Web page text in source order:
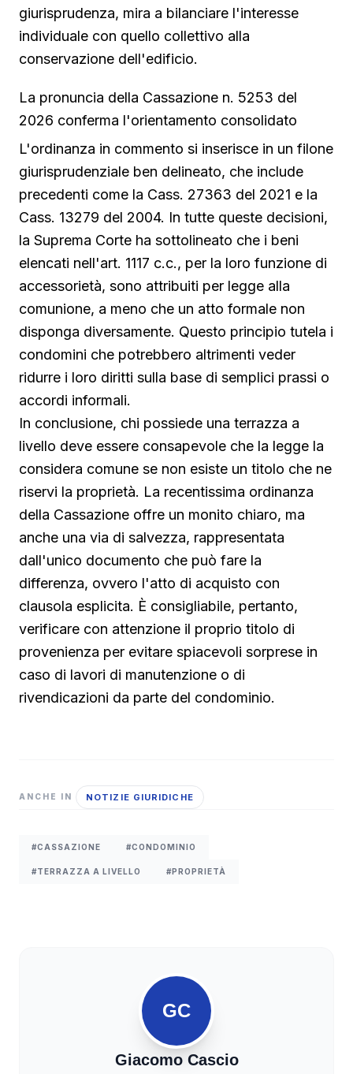
giurisprudenza, mira a bilanciare l'interesse
individuale con quello collettivo alla
conservazione dell'edificio.
La pronuncia della Cassazione n. 5253 del
2026 conferma l'orientamento consolidato
L'ordinanza in commento si inserisce in un filone
giurisprudenziale ben delineato, che include
precedenti come la Cass. 27363 del 2021 e la
Cass. 13279 del 2004. In tutte queste decisioni,
la Suprema Corte ha sottolineato che i beni
elencati nell'art. 1117 c.c., per la loro funzione di
accessorietà, sono attribuiti per legge alla
comunione, a meno che un atto formale non
disponga diversamente. Questo principio tutela i
condomini che potrebbero altrimenti veder
ridurre i loro diritti sulla base di semplici prassi o
accordi informali.
In conclusione, chi possiede una terrazza a
livello deve essere consapevole che la legge la
considera comune se non esiste un titolo che ne
riservi la proprietà. La recentissima ordinanza
della Cassazione offre un monito chiaro, ma
anche una via di salvezza, rappresentata
dall'unico documento che può fare la
differenza, ovvero l'atto di acquisto con
clausola esplicita. È consigliabile, pertanto,
verificare con attenzione il proprio titolo di
provenienza per evitare spiacevoli sorprese in
caso di lavori di manutenzione o di
rivendicazioni da parte del condominio.
ANCHE IN NOTIZIE GIURIDICHE
#CASSAZIONE #CONDOMINIO
#TERRAZZA A LIVELLO #PROPRIETÀ
GC
Giacomo Cascio